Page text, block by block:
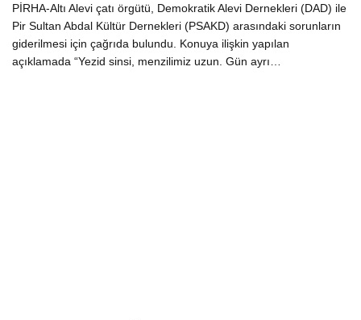
PİRHA-Altı Alevi çatı örgütü, Demokratik Alevi Dernekleri (DAD) ile
Pir Sultan Abdal Kültür Dernekleri (PSAKD) arasındaki sorunların
giderilmesi için çağrıda bulundu. Konuya ilişkin yapılan
açıklamada “Yezid sinsi, menzilimiz uzun. Gün ayrı…